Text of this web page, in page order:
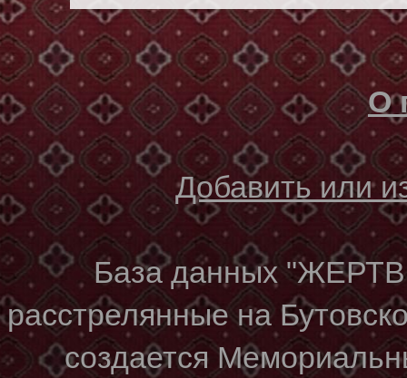
О
Добавить или
База данных
расстрелянные на
создается